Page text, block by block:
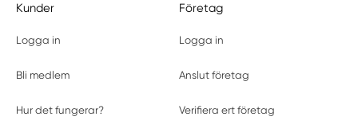
Kunder
Logga in
Bli medlem
Hur det fungerar?
Företag
Logga in
Anslut företag
Verifiera ert företag